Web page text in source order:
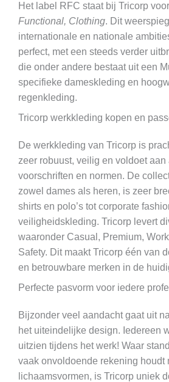
Het label RFC staat bij Tricorp voor
Functional, Clothing. Dit
internationale en nationale
perfect, met een steeds verder
die onder andere bestaat uit een
specifieke dameskleding en
regenkleding.
Tricorp werkkleding kopen en
De werkkleding van Tricorp is
zeer robuust, veilig en voldoet
voorschriften en normen. De
zowel dames als heren, is zeer
shirts en polo’s tot corporate
veiligheidskleding. Tricorp levert
waaronder Casual, Premium,
Safety. Dit maakt Tricorp één van
en betrouwbare merken in de
Perfecte pasvorm voor iedere
Bijzonder veel aandacht gaat uit
het uiteindelijke design. Iedereen
uitzien tijdens het werk! Waar
vaak onvoldoende rekening houdt
lichaamsvormen, is Tricorp uniek